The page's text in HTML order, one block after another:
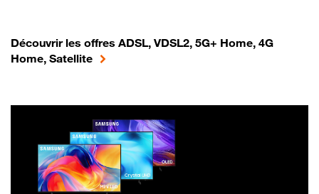
Découvrir les offres ADSL, VDSL2, 5G+ Home, 4G
Home, Satellite